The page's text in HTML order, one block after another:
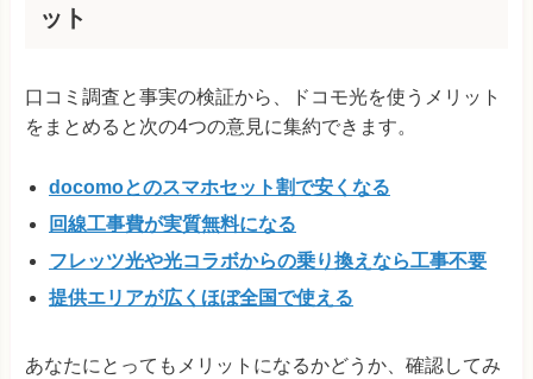
ット
口コミ調査と事実の検証から、ドコモ光を使うメリット
をまとめると次の4つの意見に集約できます。
docomoとのスマホセット割で安くなる
回線工事費が実質無料になる
フレッツ光や光コラボからの乗り換えなら工事不要
提供エリアが広くほぼ全国で使える
あなたにとってもメリットになるかどうか、確認してみ